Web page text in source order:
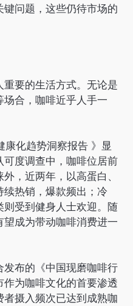
问题，这些仍待市场的
要的生活方式。无论是
合，咖啡近乎人手一
康化趋势洞察报告 》显
度调查中，咖啡位居前
，近两年，以高蛋白、
热销，爆款频出；冷
受到健身人士欢迎。随
成为带动咖啡消费进一
发布的《中国现磨咖啡行
为咖啡文化的首要渗透
摄入频次已达到成熟咖